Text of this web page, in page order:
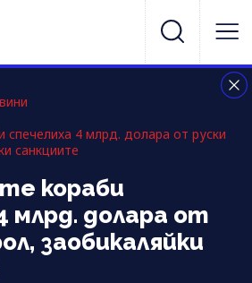
спечелиха 4 млрд. долара от руски
санкциите
кораби
млрд. долара от
заобикаляйки